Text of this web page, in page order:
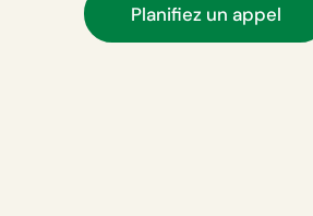
Planifiez un appel